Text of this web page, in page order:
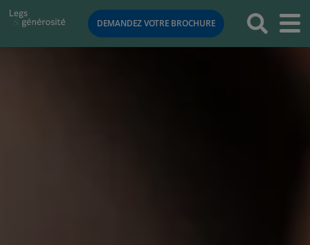
DEMANDEZ VOTRE BROCHURE
RETOUR